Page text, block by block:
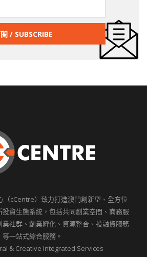
（cCentre）致力打造澳門創新型、全方位
資生態系統，包括共同創業空間、商務服
社群、創業孵化、資源整合、投融資服務
等一站式綜合服務。
& Creative Integrated Services